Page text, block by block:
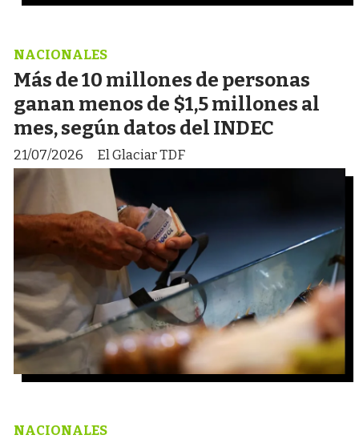
Más de 10 millones de personas
ganan menos de $1,5 millones al
mes, según datos del INDEC
El Glaciar TDF
NACIONALES
21/07/2026
NACIONALES